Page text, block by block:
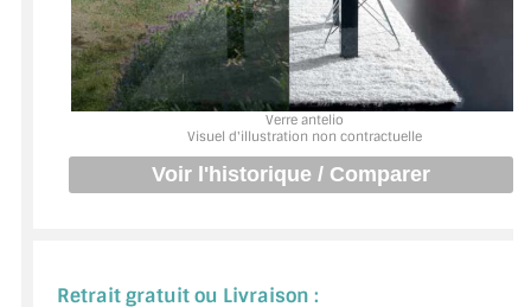
PLATS ET CORNIÈRES
LES CHARNIÈRES DE PORTE EN VERRE
BOUTONS ET POIGNÉES
BARRES DE STABILISATION
Verre antelio
Visuel d'illustration non contractuelle
Retrait gratuit ou Livraison :